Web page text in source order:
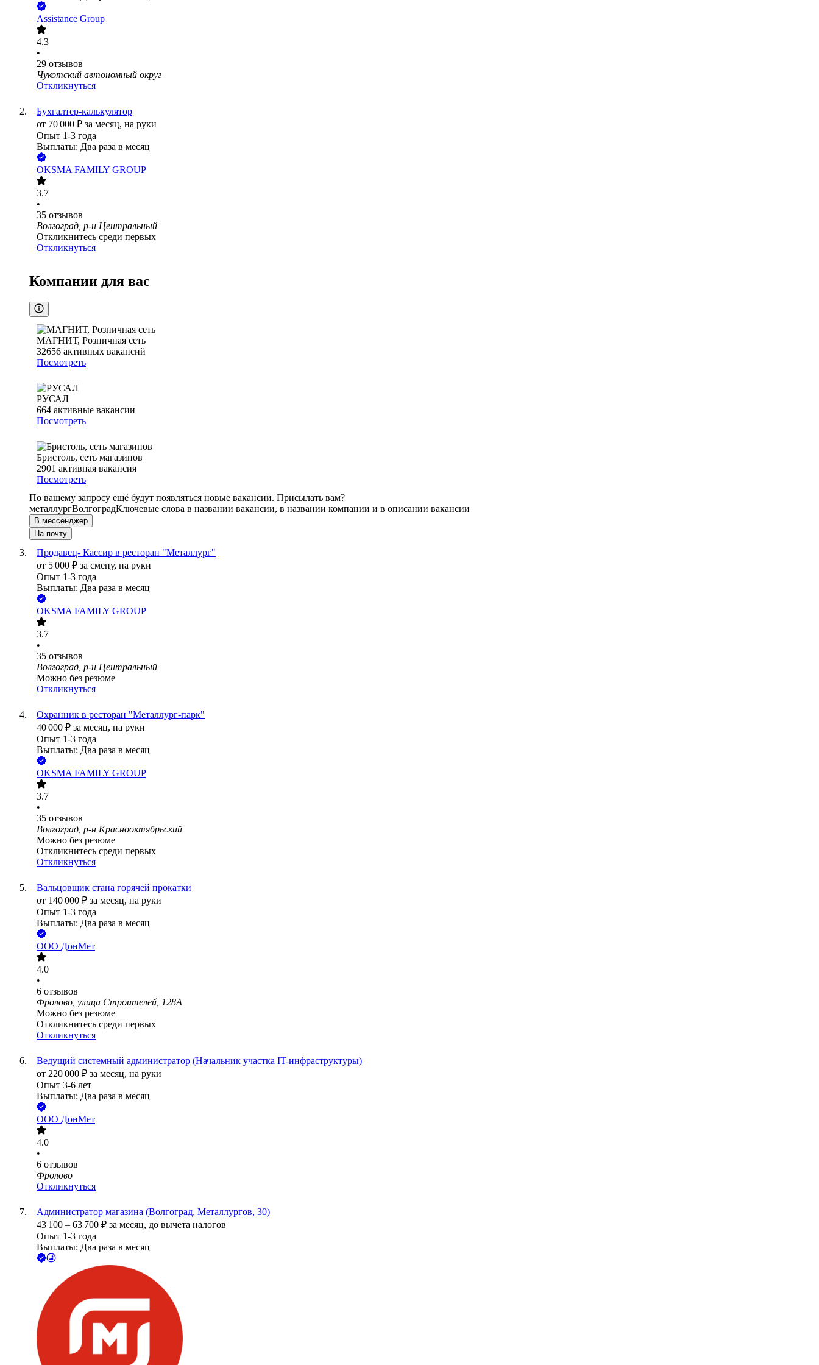
Assistance Group
4.3
•
29 отзывов
Чукотский автономный округ
Откликнуться
Бухгалтер-калькулятор
от 70 000 ₽ за месяц, на руки
Опыт 1-3 года
Выплаты: Два раза в месяц
OKSMA FAMILY GROUP
3.7
•
35 отзывов
Волгоград, р-н Центральный
Откликнитесь среди первых
Откликнуться
Компании для вас
МАГНИТ, Розничная сеть
32656 активных вакансий
Посмотреть
РУСАЛ
664 активные вакансии
Посмотреть
Бристоль, сеть магазинов
2901 активная вакансия
Посмотреть
По вашему запросу ещё будут появляться новые вакансии. Присылать вам?
металлургВолгоградКлючевые слова в названии вакансии, в названии компании и в описании вакансии
В мессенджер
На почту
Продавец- Кассир в ресторан "Металлург"
от 5 000 ₽ за смену, на руки
Опыт 1-3 года
Выплаты: Два раза в месяц
OKSMA FAMILY GROUP
3.7
•
35 отзывов
Волгоград, р-н Центральный
Можно без резюме
Откликнуться
Охранник в ресторан "Металлург-парк"
40 000 ₽ за месяц, на руки
Опыт 1-3 года
Выплаты: Два раза в месяц
OKSMA FAMILY GROUP
3.7
•
35 отзывов
Волгоград, р-н Краснооктябрьский
Можно без резюме
Откликнитесь среди первых
Откликнуться
Вальцовщик стана горячей прокатки
от 140 000 ₽ за месяц, на руки
Опыт 1-3 года
Выплаты: Два раза в месяц
ООО ДонМет
4.0
•
6 отзывов
Фролово, улица Строителей, 128А
Можно без резюме
Откликнитесь среди первых
Откликнуться
Ведущий системный администратор (Начальник участка IT-инфраструктуры)
от 220 000 ₽ за месяц, на руки
Опыт 3-6 лет
Выплаты: Два раза в месяц
ООО ДонМет
4.0
•
6 отзывов
Фролово
Откликнуться
Администратор магазина (Волгоград, Металлургов, 30)
43 100 – 63 700 ₽ за месяц, до вычета налогов
Опыт 1-3 года
Выплаты: Два раза в месяц